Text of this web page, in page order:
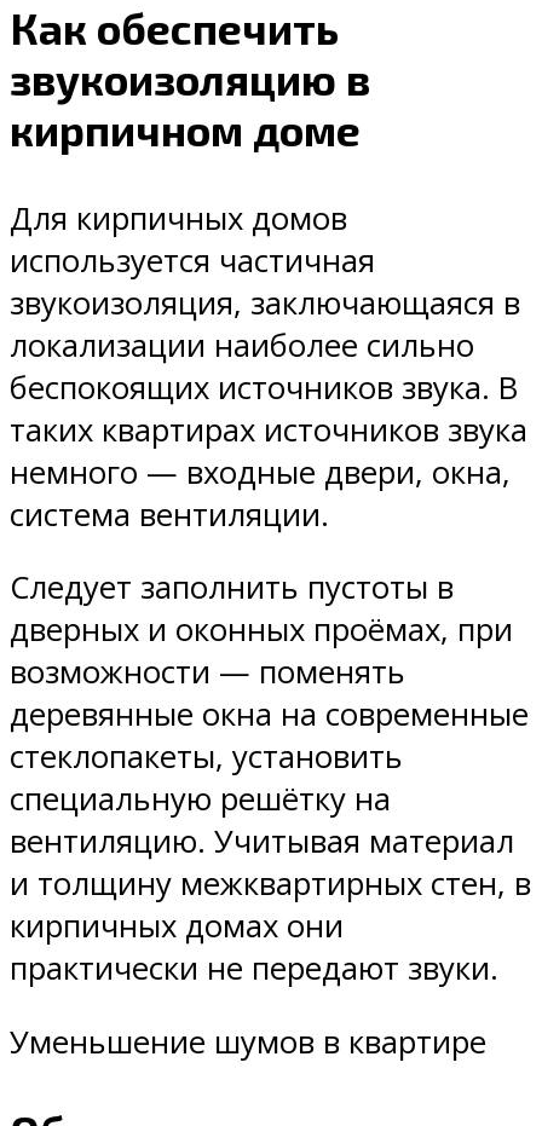
Как обеспечить
звукоизоляцию в
кирпичном доме
Для кирпичных домов
используется частичная
звукоизоляция, заключающаяся в
локализации наиболее сильно
беспокоящих источников звука. В
таких квартирах источников звука
немного — входные двери, окна,
система вентиляции.
Следует заполнить пустоты в
дверных и оконных проёмах, при
возможности — поменять
деревянные окна на современные
стеклопакеты, установить
специальную решётку на
вентиляцию. Учитывая материал
и толщину межквартирных стен, в
кирпичных домах они
практически не передают звуки.
Уменьшение шумов в квартире